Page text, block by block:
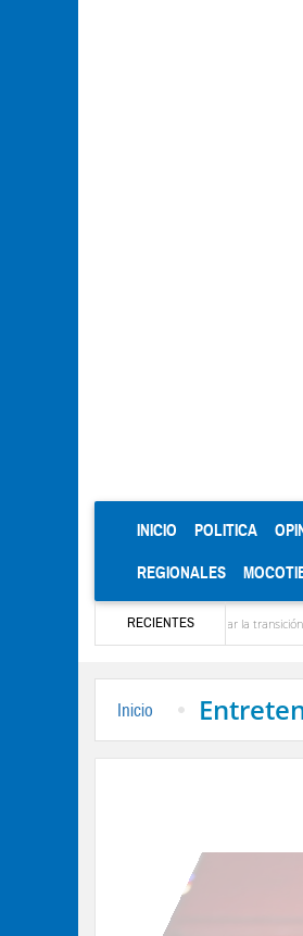
INICIO (CURRENT)
POLITICA
REGIONALES
RECIENTES
para abordar la transición política en Venezuela
Inicio